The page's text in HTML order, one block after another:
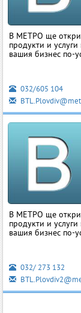
В МЕТРО ще
продукти и
вашия бизнес по-
032/605 104
В МЕТРО ще
продукти и
вашия бизнес по-
032/ 273 132